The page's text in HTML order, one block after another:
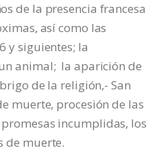
de la presencia francesa
así como las
y siguientes; la
animal; la aparición de
de la religión,- San
muerte, procesión de las
incumplidas, los
de muerte.